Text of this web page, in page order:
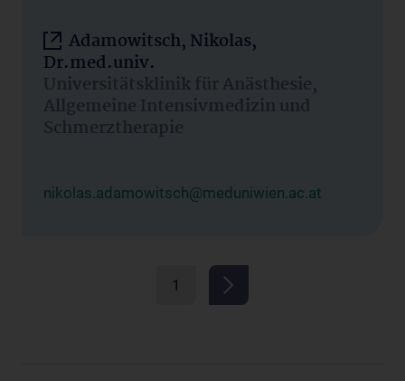
Adamowitsch, Nikolas,
Dr.med.univ.
Universitätsklinik für Anästhesie,
Allgemeine Intensivmedizin und
Schmerztherapie
nikolas.adamowitsch@meduniwien.ac.at
1